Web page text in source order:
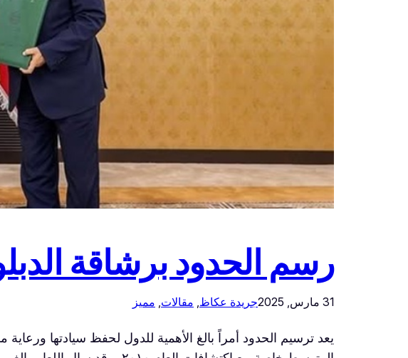
رسم الحدود برشاقة
31 مارس, 2025 جريدة عكاظ مقالات مميز
يعد ترسيم الحدود أمراً بالغ الأهمية للدول لحفظ سيادتها